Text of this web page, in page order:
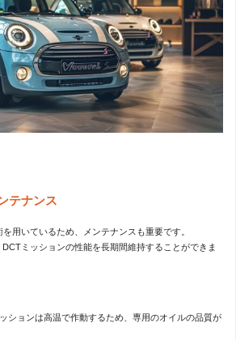
テナンス
用いているため、メンテナンスも重要です。
ミッションの性能を長期間維持することができま
ションは高温で作動するため、専用のオイルの品質が